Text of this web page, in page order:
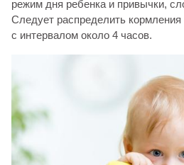
режим дня ребенка и привычки,
Следует распределить
с интервалом около 4 часов.